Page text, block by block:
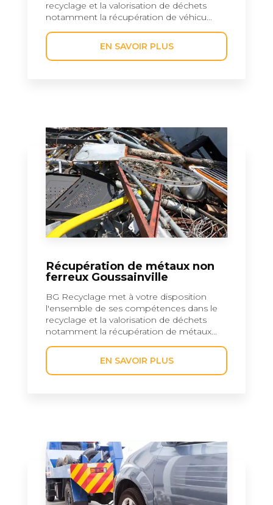
recyclage et la valorisation de déchets
notamment la récupération de véhicu...
EN SAVOIR PLUS
Récupération de métaux non
ferreux Goussainville
BG Recyclage met à votre disposition
l'ensemble de ses compétences dans le
recyclage et la valorisation de déchets
notamment la récupération de métaux...
EN SAVOIR PLUS